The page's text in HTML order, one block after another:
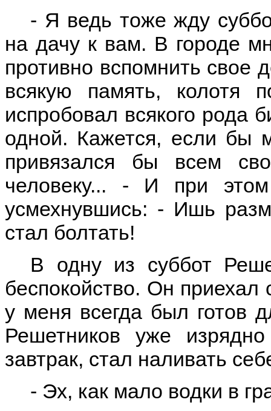
- Я ведь тоже жду
на дачу к вам. В городе
противно вспомнить свое
всякую память, колотя
испробовал всякого рода
одной. Кажется, если бы
привязался бы всем
человеку... - И при этом
усмехнувшись: - Ишь
стал болтать!
В одну из суббот
беспокойство. Он
у меня всегда был готов
Решетников уже
завтрак, стал наливать
- Эх, как мало водки в